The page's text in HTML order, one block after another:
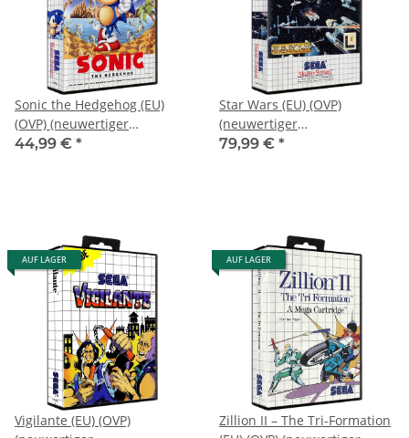
Sonic the Hedgehog (EU)
(OVP) (neuwertiger
Sammlerzustand) - Sega
44,99 € *
Star Wars (EU) (OVP)
(neuwertiger
Sammlerzustand) - Sega
79,99 € *
AUF LAGER
Vigilante (EU) (OVP)
AUF LAGER
Zillion II – The Tri-Formation